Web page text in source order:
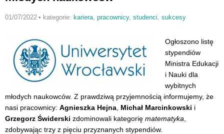
01/07/2022 • kategorie: kariera, pracownicy, studenci, sukcesy
Ogłoszono listę
stypendiów
Ministra Edukacji
i Nauki dla
wybitnych
młodych naukowców. Z prawdziwą przyjemnością informujemy, że
nasi pracownicy: Agnieszka Hejna Michał Marcinkowski i
Grzegorz Świderski zdominowali kategorię matematyka
zdobywając trzy z pięciu przyznanych stypendiów.